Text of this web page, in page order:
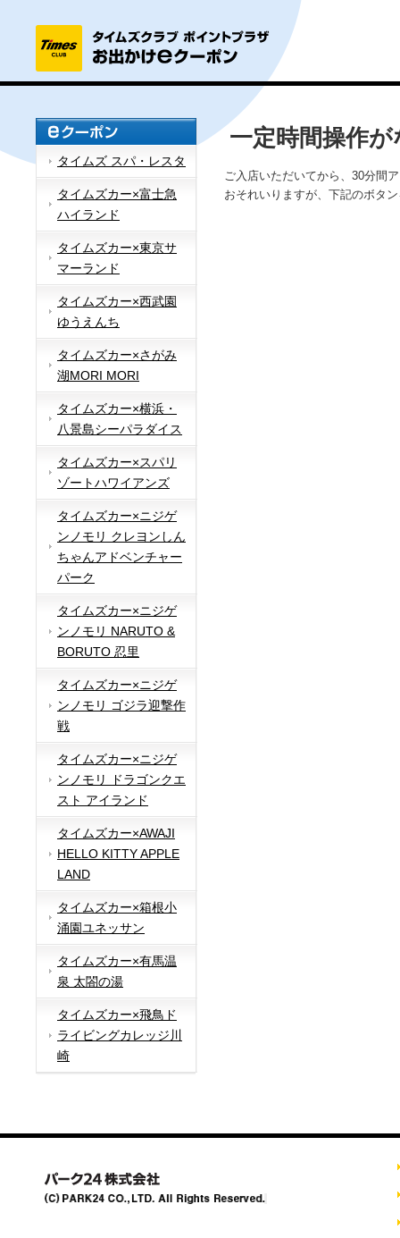
タイムズ スパ・レスタ
タイムズカー×富士急
ハイランド
タイムズカー×東京サ
マーランド
タイムズカー×西武園
ゆうえんち
タイムズカー×さがみ
湖MORI MORI
タイムズカー×横浜・
八景島シーパラダイス
タイムズカー×スパリ
ゾートハワイアンズ
タイムズカー×ニジゲ
ンノモリ クレヨンしん
ちゃんアドベンチャー
パーク
タイムズカー×ニジゲ
ンノモリ NARUTO &
BORUTO 忍里
タイムズカー×ニジゲ
ンノモリ ゴジラ迎撃作
戦
タイムズカー×ニジゲ
ンノモリ ドラゴンクエ
スト アイランド
タイムズカー×AWAJI
HELLO KITTY APPLE
LAND
タイムズカー×箱根小
涌園ユネッサン
タイムズカー×有馬温
泉 太閤の湯
タイムズカー×飛鳥ド
ライビングカレッジ川
崎
一定時間操作
ご入店いただいてから、30分間
おそれいりますが、下記のボタ